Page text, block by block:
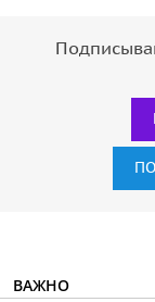
ВАЖНО